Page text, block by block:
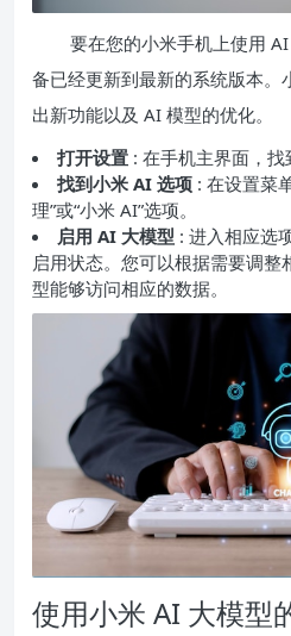
要在您的小米手机上使用
备已经更新到最新的系统版本。
出新功能以及 AI 模型的优化。
打开设置 : 在手机主界面，找
找到小米 AI 选项 : 在设置菜
理”或“小米 AI”选项。
启用 AI 大模型 : 进入相应选
启用状态。您可以根据需要调整
型能够访问相应的数据。
使用小米 AI 大模型